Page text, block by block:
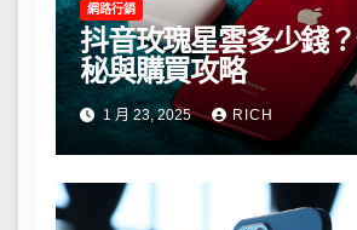
網路行銷
抖音玫瑰星雲多少錢
秘與購買攻略
1 月 23, 2025 RICH